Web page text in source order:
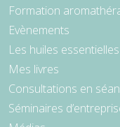
Formation
Evènements
Les huiles essentielles
Mes livres
Consultations en
Séminaires